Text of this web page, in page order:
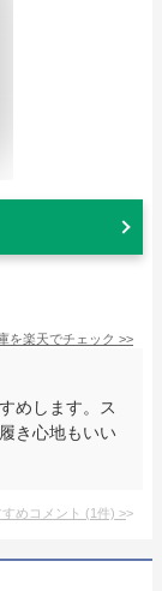
を楽天でチェック >>
めします。ス
き心地もいい
めコメント (1件) >